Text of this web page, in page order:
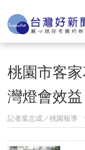
桃園市客
灣燈會效益
記者葉志成／桃園報導